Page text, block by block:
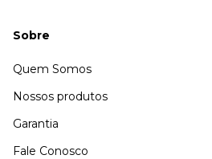
Sobre
Quem Somos
Nossos produtos
Garantia
Fale Conosco